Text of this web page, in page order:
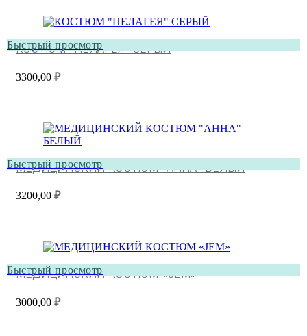
Быстрый просмотр
КОСТЮМ “ПЕЛАГЕЯ” СЕРЫЙ
3300,00 ₽
Быстрый просмотр
МЕДИЦИНСКИЙ КОСТЮМ “АННА” БЕЛЫЙ
3200,00 ₽
Быстрый просмотр
МЕДИЦИНСКИЙ КОСТЮМ «JEM»
3000,00 ₽